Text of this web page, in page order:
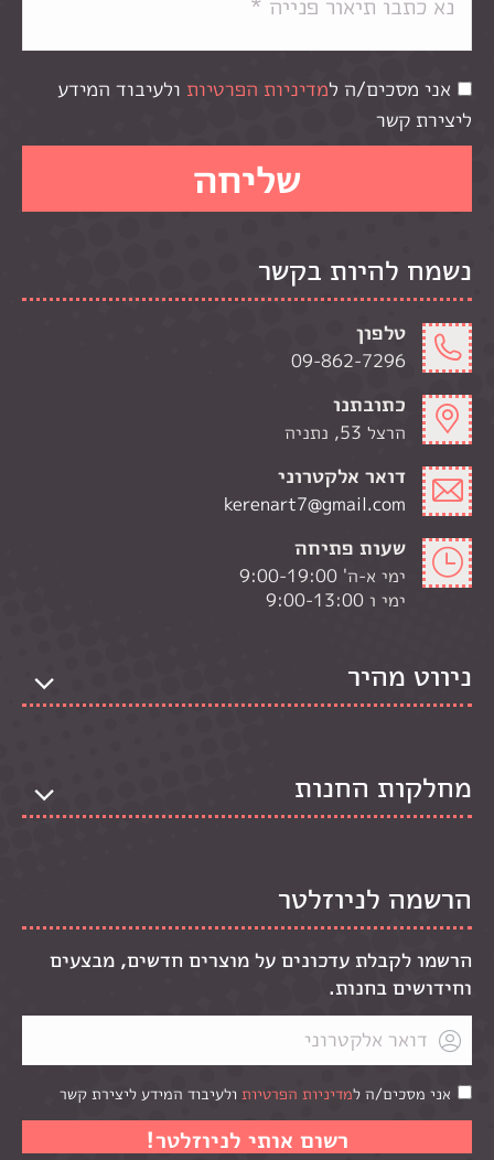
אני מסכים/ה למדיניות הפרטיות ולעיבוד המידע
ליצירת קשר
נשמח להיות בקשר
טלפון
09-862-7296
כתובתנו
הרצל 53, נתניה
דואר אלקטרוני
kerenart7@gmail.com
שעות פתיחה
ימי א-ה' 9:00-19:00
ימי ו 9:00-13:00
ניווט מהיר
מחלקות החנות
הרשמה לניוזלטר
הרשמו לקבלת עדכונים על מוצרים חדשים, מבצעים
וחידושים בחנות.
אני מסכים/ה למדיניות הפרטיות ולעיבוד המידע ליצירת קשר